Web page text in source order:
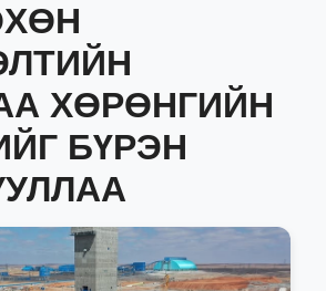
ХӨРӨНГИЙН
БҮРЭН